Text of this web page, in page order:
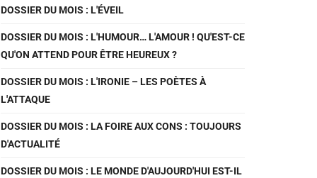
DOSSIER DU MOIS : L'ÉVEIL
DOSSIER DU MOIS : L'HUMOUR… L'AMOUR ! QU'EST-CE
QU'ON ATTEND POUR ÊTRE HEUREUX ?
DOSSIER DU MOIS : L'IRONIE – LES POÈTES À
L'ATTAQUE
DOSSIER DU MOIS : LA FOIRE AUX CONS : TOUJOURS
D'ACTUALITÉ
DOSSIER DU MOIS : LE MONDE D'AUJOURD'HUI EST-IL